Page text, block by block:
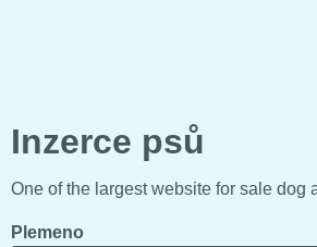
Inzerce psů
One of the largest website for sale dog
Plemeno